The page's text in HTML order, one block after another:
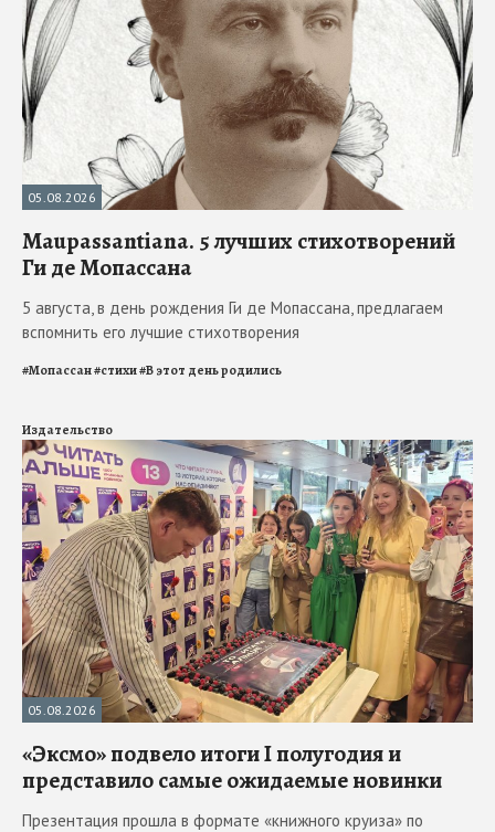
05.08.2026
Maupassantiana. 5 лучших стихотворений
Ги де Мопассана
5 августа, в день рождения Ги де Мопассана, предлагаем
вспомнить его лучшие стихотворения
#Мопассан#стихи#В этот день родились
Издательство
05.08.2026
«Эксмо» подвело итоги I полугодия и
представило самые ожидаемые новинки
Презентация прошла в формате «книжного круиза» по